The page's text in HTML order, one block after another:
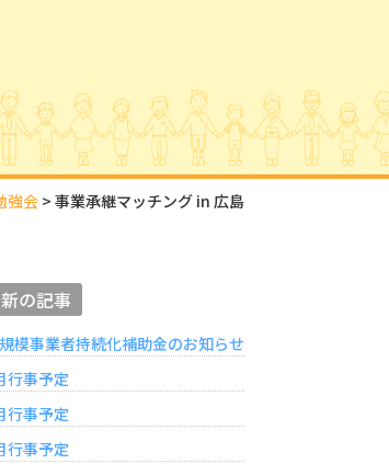
強会 > 事業承継マッチング in 広島
の記事
模事業者持続化補助金のお知らせ
行事予定
行事予定
行事予定